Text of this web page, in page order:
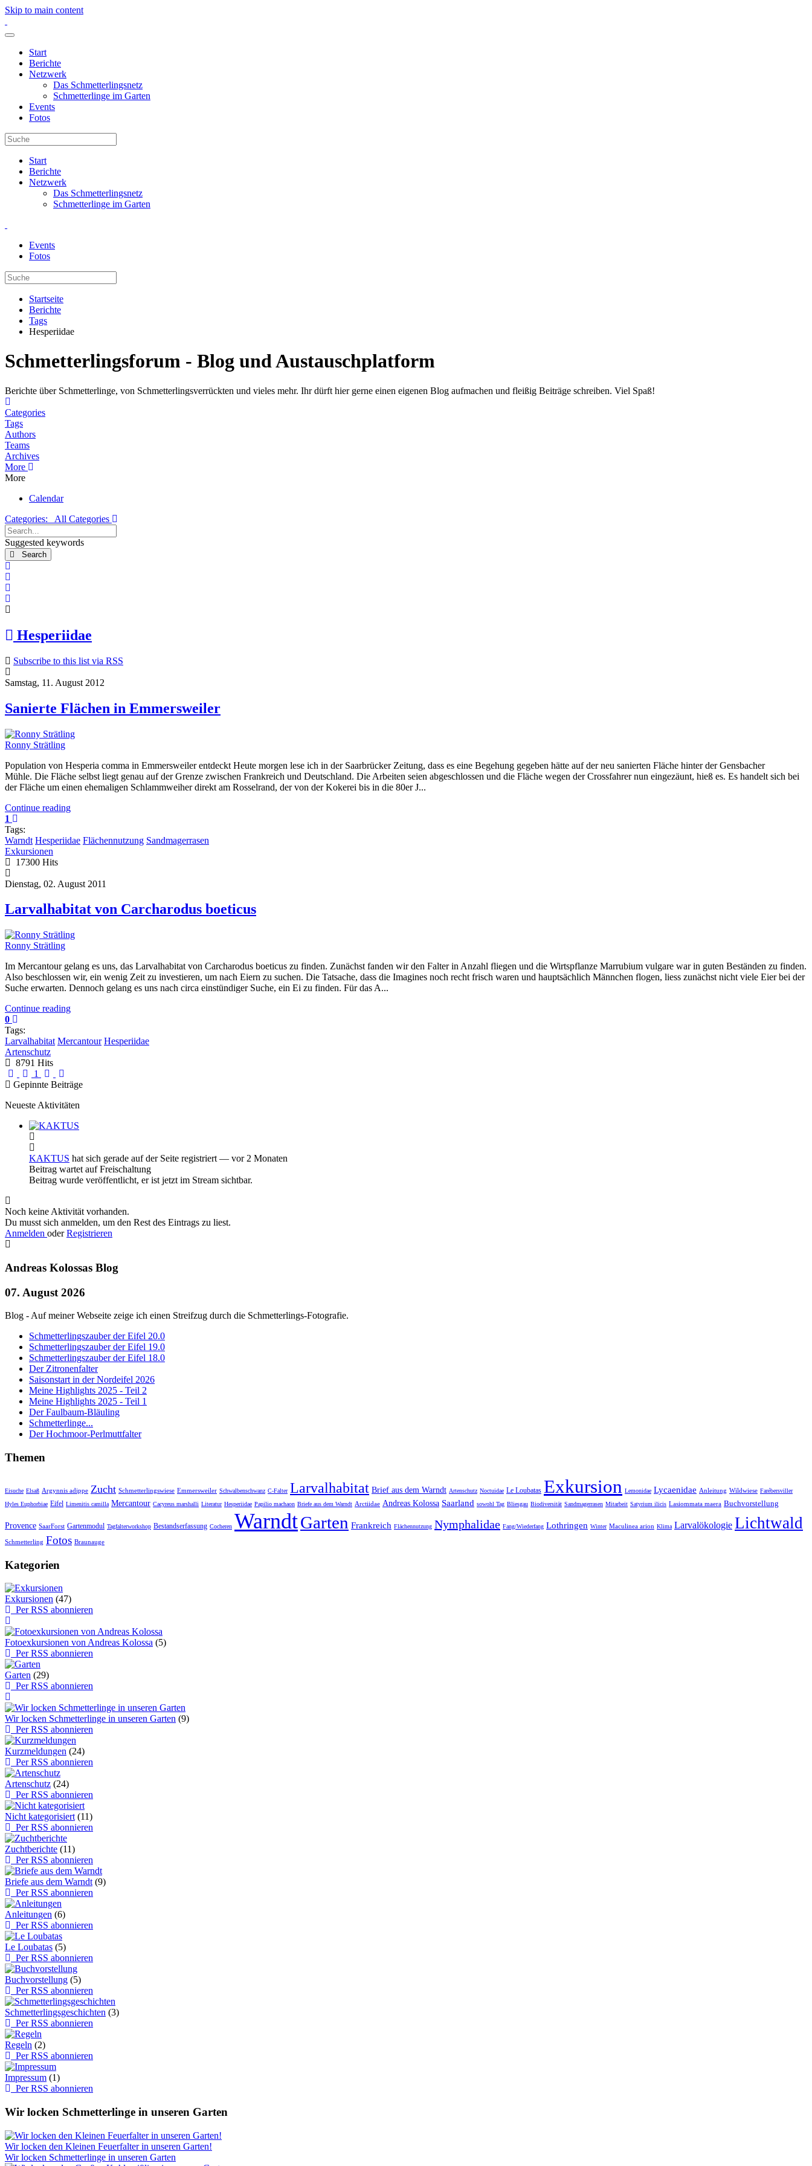
Skip to main content
Start
Berichte
Netzwerk
Das Schmetterlingsnetz
Schmetterlinge im Garten
Events
Fotos
Start
Berichte
Netzwerk
Das Schmetterlingsnetz
Schmetterlinge im Garten
Events
Fotos
Startseite
Berichte
Tags
Hesperiidae
Schmetterlingsforum - Blog und Austauschplatform
Berichte über Schmetterlinge, von Schmetterlingsverrückten und vieles mehr. Ihr dürft hier gerne einen eigenen Blog aufmachen und fleißig Beiträge schreiben. Viel Spaß!
Categories
Tags
Authors
Teams
Archives
More
More
Calendar
Categories:
All Categories
Search...
Suggested keywords
Search
Hesperiidae
Subscribe to this list via RSS
Samstag, 11. August 2012
Sanierte Flächen in Emmersweiler
Ronny Strätling
Population von Hesperia comma in Emmersweiler entdeckt Heute morgen lese ich in der Saarbrücker Zeitung, dass es eine Begehung gegeben hätte auf der neu sanierten Fläche hinter der Gensbacher
Mühle. Die Fläche selbst liegt genau auf der Grenze zwischen Frankreich und Deutschland. Die Arbeiten seien abgeschlossen und die Fläche wegen der Crossfahrer nun eingezäunt, hieß es. Es handelt sich bei
der Fläche um einen ehemaligen Schlammweiher direkt am Rosselrand, der von der Kokerei bis in die 80er J...
Continue reading
1
Tags:
Warndt Hesperiidae Flächennutzung Sandmagerrasen
Exkursionen
17300 Hits
Dienstag, 02. August 2011
Larvalhabitat von Carcharodus boeticus
Ronny Strätling
Im Mercantour gelang es uns, das Larvalhabitat von Carcharodus boeticus zu finden. Zunächst fanden wir den Falter in Anzahl fliegen und die Wirtspflanze Marrubium vulgare war in guten Beständen zu finden.
Also beschlossen wir, ein wenig Zeit zu investieren, um nach Eiern zu suchen. Die Tatsache, dass die Imagines noch recht frisch waren und hauptsächlich Männchen flogen, liess zunächst nicht viele Eier bei der
Suche erwarten. Dennoch gelang es uns nach circa einstündiger Suche, ein Ei zu finden. Für das A...
Continue reading
0
Tags:
Larvalhabitat Mercantour Hesperiidae
Artenschutz
8791 Hits
First Page
Previous Page
1 Next Page
Gepinnte Beiträge
Neueste Aktivitäten
KAKTUS hat sich gerade auf der Seite registriert — vor 2 Monaten
Beitrag wartet auf Freischaltung
Beitrag wurde veröffentlicht, er ist jetzt im Stream sichtbar.
Noch keine Aktivität vorhanden.
Du musst sich anmelden, um den Rest des Eintrags zu liest.
Anmelden oderRegistrieren
Andreas Kolossas Blog
07. August 2026
Blog - Auf meiner Webseite zeige ich einen Streifzug durch die Schmetterlings-Fotografie.
Schmetterlingszauber der Eifel 20.0
Schmetterlingszauber der Eifel 19.0
Schmetterlingszauber der Eifel 18.0
Der Zitronenfalter
Saisonstart in der Nordeifel 2026
Meine Highlights 2025 - Teil 2
Meine Highlights 2025 - Teil 1
Der Faulbaum-Bläuling
Schmetterlinge...
Der Hochmoor-Perlmuttfalter
Themen
Eisuche Elsaß Argynnis adippe Zucht Schmetterlingswiese Emmersweiler Schwalbenschwanz C-Falter Larvalhabitat Brief aus dem Warndt Artenschutz Noctuidae Le Loubatas Exkursion Lemonidae Lycaenidae Anleitung Wildwiese Farébersviller
Hyles Euphorbiae Eifel Limenitis camilla Mercantour Cacyreus marshalli Literatur Hesperiidae Papilio machaon Briefe aus dem Warndt Arctiidae Andreas Kolossa Saarland sowohl Tag Bliesgau Biodiversität Sandmagerrasen Mitarbeit Satyrium ilicis Lasiommata maera Buchvorstellung
Provence SaarForst Gartenmodul Tagfalterworkshop Bestandserfassung Cocheren WarndtGarten Frankreich Flächennutzung Nymphalidae Fang/Wiederfang Lothringen Winter Maculinea arion Klima Larvalökologie Lichtwald
Schmetterling Fotos Braunauge
Kategorien
Exkursionen (47)
Per RSS abonnieren
Fotoexkursionen von Andreas Kolossa (5)
Per RSS abonnieren
Garten (29)
Per RSS abonnieren
Wir locken Schmetterlinge in unseren Garten (9)
Per RSS abonnieren
Kurzmeldungen (24)
Per RSS abonnieren
Artenschutz (24)
Per RSS abonnieren
Nicht kategorisiert (11)
Per RSS abonnieren
Zuchtberichte (11)
Per RSS abonnieren
Briefe aus dem Warndt (9)
Per RSS abonnieren
Anleitungen (6)
Per RSS abonnieren
Le Loubatas (5)
Per RSS abonnieren
Buchvorstellung (5)
Per RSS abonnieren
Schmetterlingsgeschichten (3)
Per RSS abonnieren
Regeln (2)
Per RSS abonnieren
Impressum (1)
Per RSS abonnieren
Wir locken Schmetterlinge in unseren Garten
Wir locken den Kleinen Feuerfalter in unseren Garten!
Wir locken Schmetterlinge in unseren Garten